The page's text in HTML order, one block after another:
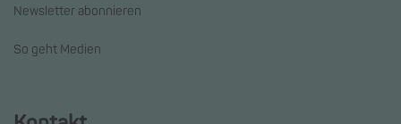
Newsletter abonnieren
So geht Medien